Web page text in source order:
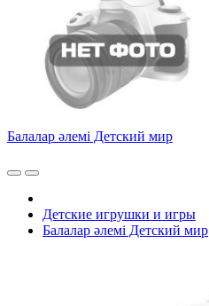
Балалар әлемі Детский мир
Детские игрушки и игры
Балалар әлемі Детский мир